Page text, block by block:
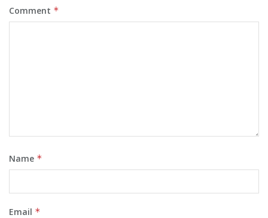
Comment *
Name *
Email *